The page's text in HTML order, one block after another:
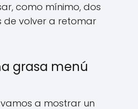
como mínimo, dos
de volver a retomar
grasa menú
a mostrar un